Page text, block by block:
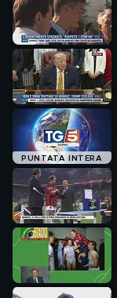
PUNTATA INTERA